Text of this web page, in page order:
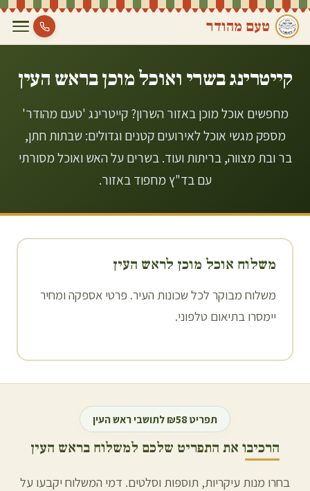
טעם מהודר
קייטרינג בשרי ואוכל מוכן בראש העין
מחפשים אוכל מוכן באזור השרון? קייטרינג 'טעם מהודר'
מספק מגשי אוכל לאירועים קטנים וגדולים: שבתות חתן,
בר ובת מצווה, בריתות ועוד. בשרים על האש ואוכל מסורתי
עם בד"ץ מחפוד באזור.
משלוח אוכל מוכן לראש העין
משלוח מבוקר לכל שכונות העיר. פרטי אספקה ומחיר
יימסרו בתיאום טלפוני.
תפריט ₪58 לתושבי ראש העין
הרכיבו את התפריט שלכם למשלוח בראש העין
בחרו מנות עיקריות, תוספות וסלטים. דמי המשלוח יקבעו על